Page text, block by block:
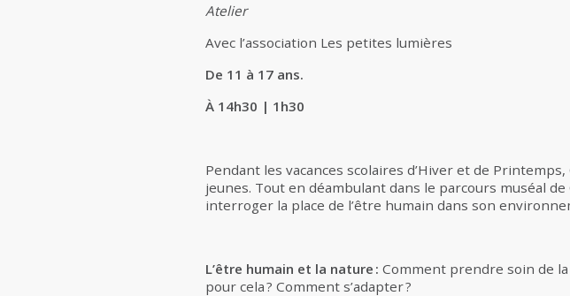
Atelier
Avec l’association Les petites lumières
De 11 à 17 ans.
À 14h30 | 1h30
Pendant les vacances scolaires d’Hiver et de
jeunes. Tout en déambulant dans le parcours muséal
interroger la place de l’être humain dans son
L’être humain et la nature : Comment prendre soin de
pour cela ? Comment s’adapter ?